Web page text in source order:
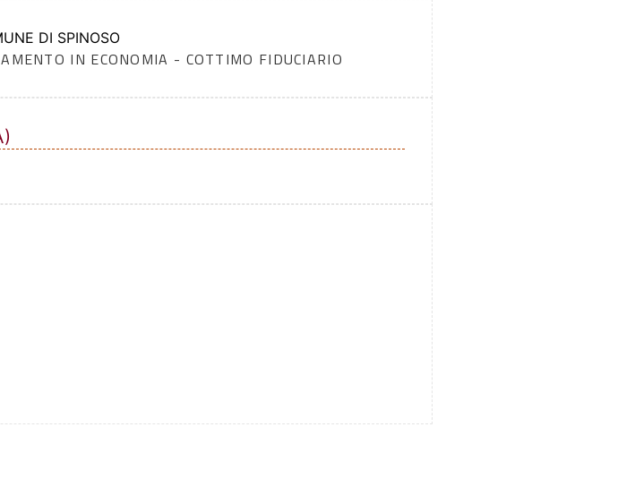
DI SPINOSO
IN ECONOMIA - COTTIMO FIDUCIARIO